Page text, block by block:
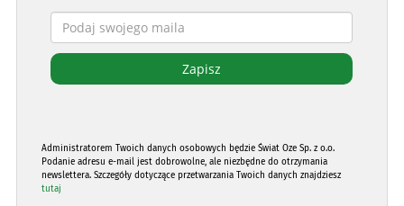
Administratorem Twoich danych osobowych będzie Świat Oze Sp. z o.o.
Podanie adresu e-mail jest dobrowolne, ale niezbędne do otrzymania
newslettera. Szczegóły dotyczące przetwarzania Twoich danych znajdziesz
tutaj